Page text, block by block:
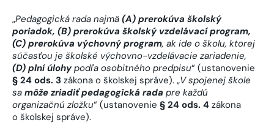
„Pedagogická rada najmä (A) prerokúva školský
poriadok, (B) prerokúva školský vzdelávací program,
(C) prerokúva výchovný program, ak ide o školu, ktorej
súčasťou je školské výchovno-vzdelávacie zariadenie,
(D) plní úlohypodľa osobitného predpisu“ (ustanovenie
§ 24 ods. 3 zákona o školskej správe). „V spojenej škole
sa môže zriadiť pedagogická rada pre každú
organizačnú zložku“ (ustanovenie § 24 ods. 4 zákona
o školskej správe).